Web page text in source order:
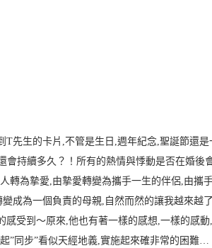
先生的卡片,不管是生日,週年紀念,聖誕節還是
持續多久？！所有的熱情與悸動是否在婚後
轉為摯愛,由摯愛轉變為攜手一生的伴侶,由攜
成為一個負責的母親,自然而然的讓我越來越
受到～原來,他也有著一樣的感想,一樣的感
”同步”看似天經地義,實施起來確非常的困難…